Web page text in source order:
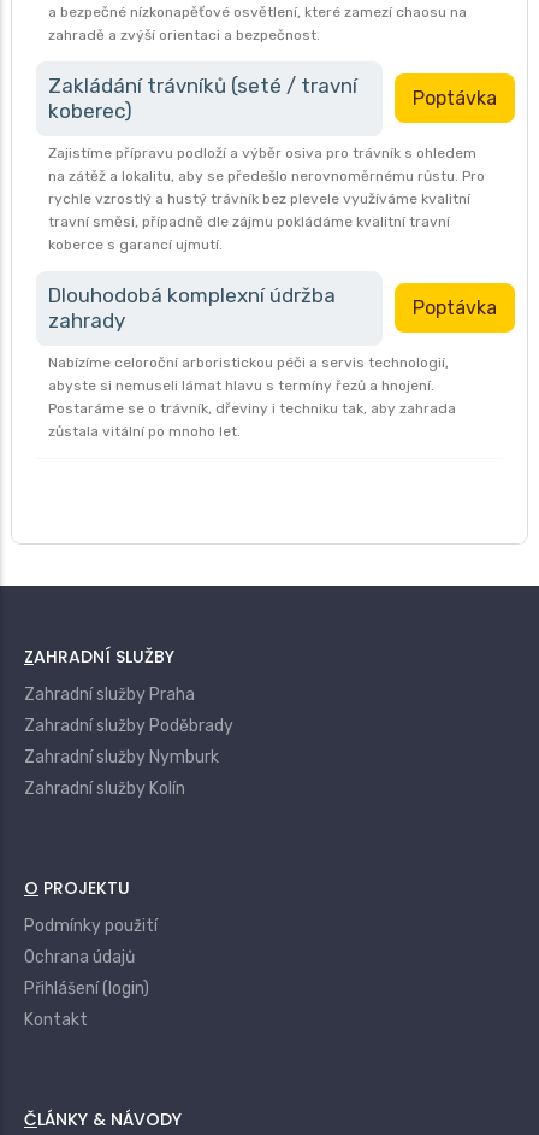
a bezpečné nízkonapěťové osvětlení, které zamezí chaosu na
zahradě a zvýší orientaci a bezpečnost.
Zakládání trávníků (seté / travní
koberec)
Poptávka
Zajistíme přípravu podloží a výběr osiva pro trávník s ohledem
na zátěž a lokalitu, aby se předešlo nerovnoměrnému růstu. Pro
rychle vzrostlý a hustý trávník bez plevele využíváme kvalitní
travní směsi, případně dle zájmu pokládáme kvalitní travní
koberce s garancí ujmutí.
Dlouhodobá komplexní údržba
zahrady
Poptávka
Nabízíme celoroční arboristickou péči a servis technologií,
abyste si nemuseli lámat hlavu s termíny řezů a hnojení.
Postaráme se o trávník, dřeviny i techniku tak, aby zahrada
zůstala vitální po mnoho let.
ZAHRADNÍ SLUŽBY
Zahradní služby Praha
Zahradní služby Poděbrady
Zahradní služby Nymburk
Zahradní služby Kolín
O PROJEKTU
Podmínky použití
Ochrana údajů
Přihlášení (login)
Kontakt
ČLÁNKY & NÁVODY